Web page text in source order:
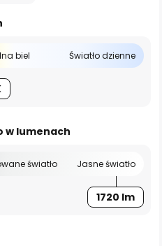
biel Światło dzienne
w lumenach
światło Jasne światło
1720 lm